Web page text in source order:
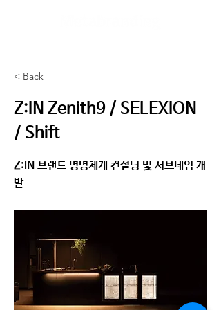
< Back
Z:IN Zenith9 / SELEXION
/ Shift
Z:IN 브랜드 명명체계 컨설팅 및 서브네임 개
발